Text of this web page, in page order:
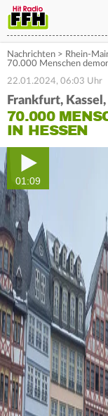
Nachrichten > Rhein-
70.000 Menschen
22.01.2024, 06:03 Uhr
Frankfurt,
70.000
IN HESSEN
01:09